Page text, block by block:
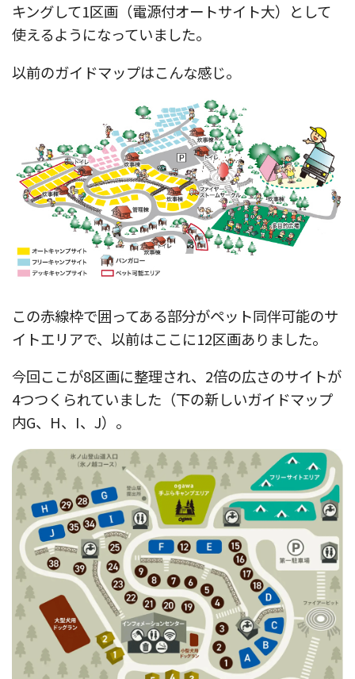
キングして1区画（電源付オートサイト大）として
使えるようになっていました。
以前のガイドマップはこんな感じ。
この赤線枠で囲ってある部分がペット同伴可能のサ
イトエリアで、以前はここに12区画ありました。
今回ここが8区画に整理され、2倍の広さのサイトが
4つつくられていました（下の新しいガイドマップ
内G、H、I、J）。